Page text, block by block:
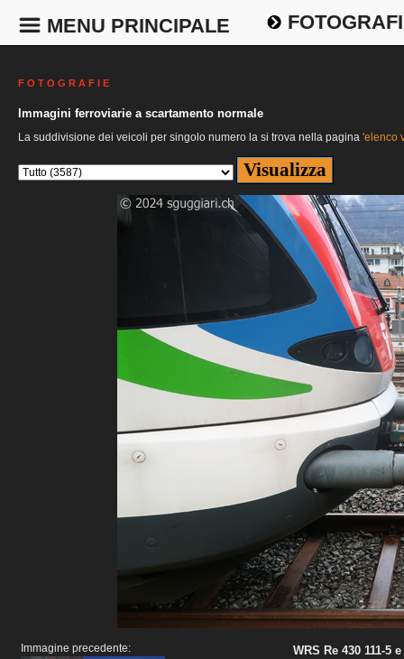
MENU PRINCIPALE
F O T O G R A F I E
Immagini ferroviarie a scartamento normale
La suddivisione dei veicoli per singolo numero la si trova nella pagina 'elenco
Immagine precedente:
WRS Re 430 111-5